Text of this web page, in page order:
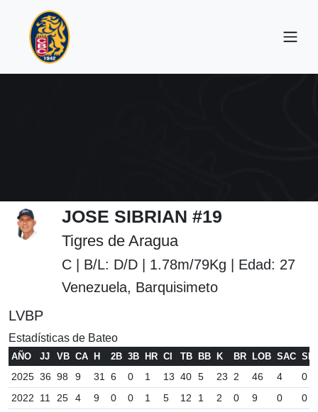
JOSE SIBRIAN #19
Tigres de Aragua
C | B/L: D/D | 1.78m/79Kg | Edad: 27
Venezuela, Barquisimeto
LVBP
Estadísticas de Bateo
AÑO JJ VB CA H 2B 3B HR CI TB BB K BR LOB SAC SF
2025 36 98 9 31 6 0 1 13 40 5 23 2 46 4
0
2022
11 25 4 9 0 0 1 5 12 1 2 0 9 0
0